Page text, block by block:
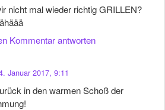
nicht mal wieder richtig GRILLEN?
Kommentar antworten
Januar 2017, 9:11
in den warmen Schoß der